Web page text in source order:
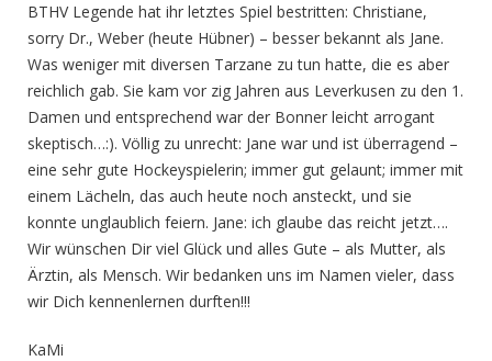
BTHV Legende hat ihr letztes Spiel bestritten: Christiane,
sorry Dr., Weber (heute Hübner) – besser bekannt als Jane.
Was weniger mit diversen Tarzane zu tun hatte, die es aber
reichlich gab. Sie kam vor zig Jahren aus Leverkusen zu den 1.
Damen und entsprechend war der Bonner leicht arrogant
skeptisch…:). Völlig zu unrecht: Jane war und ist überragend –
eine sehr gute Hockeyspielerin; immer gut gelaunt; immer mit
einem Lächeln, das auch heute noch ansteckt, und sie
konnte unglaublich feiern. Jane: ich glaube das reicht jetzt….
Wir wünschen Dir viel Glück und alles Gute – als Mutter, als
Ärztin, als Mensch. Wir bedanken uns im Namen vieler, dass
wir Dich kennenlernen durften!!!
KaMi